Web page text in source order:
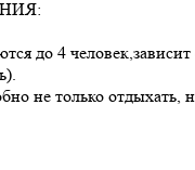
до 4 человек,зависит
не только отдыхать,